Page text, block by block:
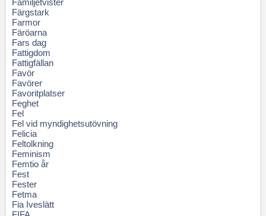
Familjetvister
Färgstark
Farmor
Färöarna
Fars dag
Fattigdom
Fattigfällan
Favör
Favörer
Favoritplatser
Feghet
Fel
Fel vid myndighetsutövning
Felicia
Feltolkning
Feminism
Femtio år
Fest
Fester
Fetma
Fia Iveslätt